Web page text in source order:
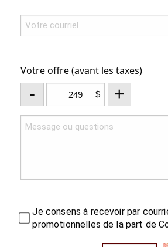
Votre offre (avant les taxes)
- $ +
Je consens à recevoir par
promotionnelles de la part de